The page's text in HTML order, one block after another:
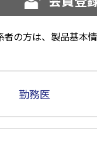
る場合があります。
者の方は、製品基本
勤務医